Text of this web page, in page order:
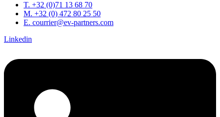
T. +32 (0)71 13 68 70
M. +32 (0) 472 80 25 50
E. courrier@ev-partners.com
Linkedin